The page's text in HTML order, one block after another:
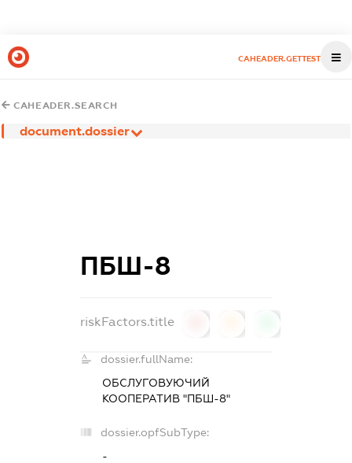
CAHEADER.GETTEST
CAHEADER.SEARCH
document.dossier
ПБШ-8
riskFactors.title
dossier.fullName:
ОБСЛУГОВУЮЧИЙ
КООПЕРАТИВ "ПБШ-8"
dossier.opfSubType:
-